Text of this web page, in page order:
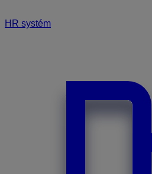
HR systém